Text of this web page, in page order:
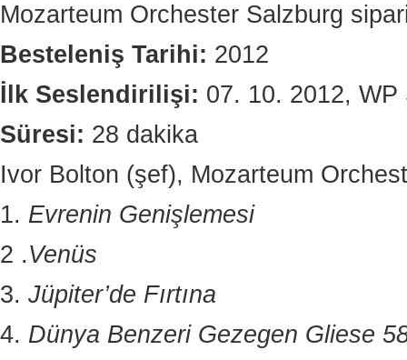
Mozarteum Orchester Salzburg
Besteleniş Tarihi: 2012
İlk Seslendirilişi: 07. 10. 2012, WP
Süresi: 28 dakika
Ivor Bolton (şef), Mozarteum
1. Evrenin Genişlemesi
2 .Venüs
3. Jüpiter’de Fırtına
4. Dünya Benzeri Gezegen Gliese